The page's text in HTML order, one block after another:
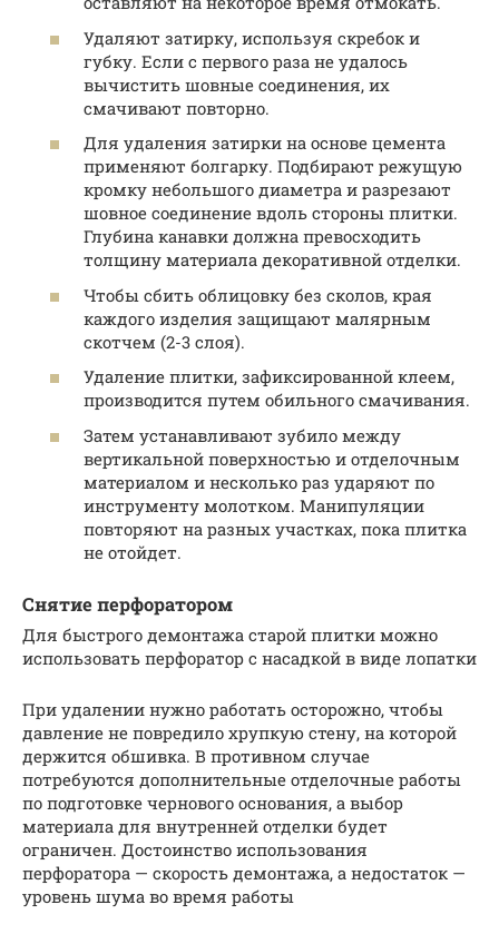
Удаляют затирку, используя скребок и
губку. Если с первого раза не удалось
вычистить шовные соединения, их
смачивают повторно.
Для удаления затирки на основе цемента
применяют болгарку. Подбирают режущую
кромку небольшого диаметра и разрезают
шовное соединение вдоль стороны плитки.
Глубина канавки должна превосходить
толщину материала декоративной отделки.
Чтобы сбить облицовку без сколов, края
каждого изделия защищают малярным
скотчем (2-3 слоя).
Удаление плитки, зафиксированной клеем,
производится путем обильного смачивания.
Затем устанавливают зубило между
вертикальной поверхностью и отделочным
материалом и несколько раз ударяют по
инструменту молотком. Манипуляции
повторяют на разных участках, пока плитка
не отойдет.
Снятие перфоратором
Для быстрого демонтажа старой плитки можно
использовать перфоратор с насадкой в виде лопатки
При удалении нужно работать осторожно, чтобы
давление не повредило хрупкую стену, на которой
держится обшивка. В противном случае
потребуются дополнительные отделочные работы
по подготовке чернового основания, а выбор
материала для внутренней отделки будет
ограничен. Достоинство использования
перфоратора — скорость демонтажа, а недостаток —
уровень шума во время работы